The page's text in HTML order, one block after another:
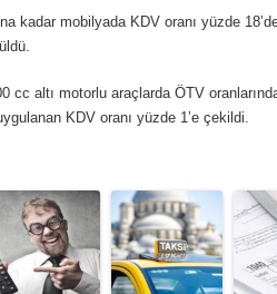
kadar mobilyada KDV oranı yüzde
cc altı motorlu araçlarda ÖTV
KDV oranı yüzde 1’e çekildi.